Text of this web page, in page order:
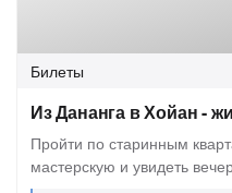
Билеты
Из Дананга в Хойан -
Пройти по старинным
мастерскую и увидеть